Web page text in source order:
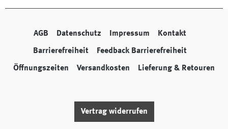
AGB Datenschutz Impressum Kontakt
Barrierefreiheit Feedback Barrierefreiheit
Öffnungszeiten Versandkosten Lieferung & Retouren
Vertrag widerrufen